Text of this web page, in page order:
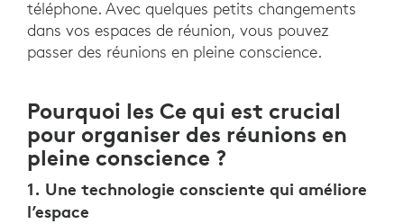
téléphone. Avec quelques petits changements
dans vos espaces de réunion, vous pouvez
passer des réunions en pleine conscience.
Pourquoi les Ce qui est crucial
pour organiser des réunions en
pleine conscience ?
1. Une technologie consciente qui améliore
l’espace